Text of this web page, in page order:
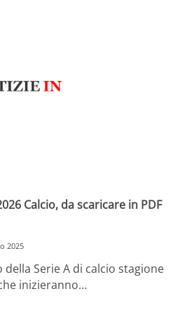
Calcio, da scaricare in PDF
2025
Serie A di calcio stagione
inizieranno…